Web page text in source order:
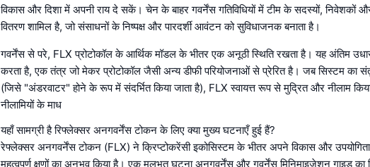
विकास और दिशा में अपनी राय दे सकें। चेन के बाहर गवर्नेंस गतिविधियों में टीम के सदस्यों, निवेशकों
वितरण शामिल है, जो संसाधनों के निष्पक्ष और पारदर्शी आवंटन को सुविधाजनक बनाता है।
गवर्नेंस से परे, FLX प्रोटोकॉल के आर्थिक मॉडल के भीतर एक अनूठी स्थिति रखता है। यह अंतिम
करता है, एक तंत्र जो मेकर प्रोटोकॉल जैसी अन्य डीफी परियोजनाओं से प्रेरित है। जब सिस्टम का
(जिसे "अंडरवाटर" होने के रूप में संदर्भित किया जाता है), FLX स्वायत्त रूप से मुद्रित और नीलाम
नीलामियों के माध
यहाँ सामग्री है रिफ्लेक्सर अनगवर्नेंस टोकन के लिए क्या मुख्य घटनाएँ हुई हैं?
रेफ्लेक्सर अनगवर्नेंस टोकन (FLX) ने क्रिप्टोकरेंसी इकोसिस्टम के भीतर अपने विकास और
महत्वपूर्ण क्षणों का अनुभव किया है। एक मूलभूत घटना अनगवर्नेंस और गवर्नेंस मिनिमाइजेशन गाइड का